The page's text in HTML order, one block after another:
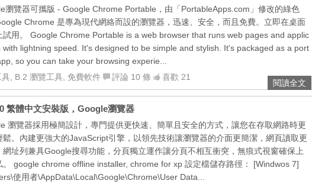
瀏覽器可攜版 - Google Chrome Portable，由「PortableApps.com」修改的綠色
Chrome 是專為現代網絡而設的瀏覽器，迅速、安全，而且免費。立即在桌面
試用。 Google Chrome Portable is a web browser that runs web pages and applic
with lightning speed. It's designed to be simple and stylish. It's packaged as a port
so you can take your browsing experie...
具 B.2 瀏覽工具 免費軟件 評論 10 條 喜歡 21
閱讀全文
繁體中文安裝版，Google瀏覽器
瀏覽器採用極簡設計，專門提供更快速、簡單且安全的方式，讓您在存取網路時更
鬆。內建更強大的JavaScript引擎，以領先技術讓瀏覽器的介面更簡潔，網頁讀取更
網址列兼具Google搜尋功能，分頁獨立運作讓分頁不相互衝突，無痕式視窗確保上
。 google chrome offline installer, chrome for xp 設定檔儲存路徑： [Windwos 7]
使用者\AppData\Local\Google\Chrome\User Data...